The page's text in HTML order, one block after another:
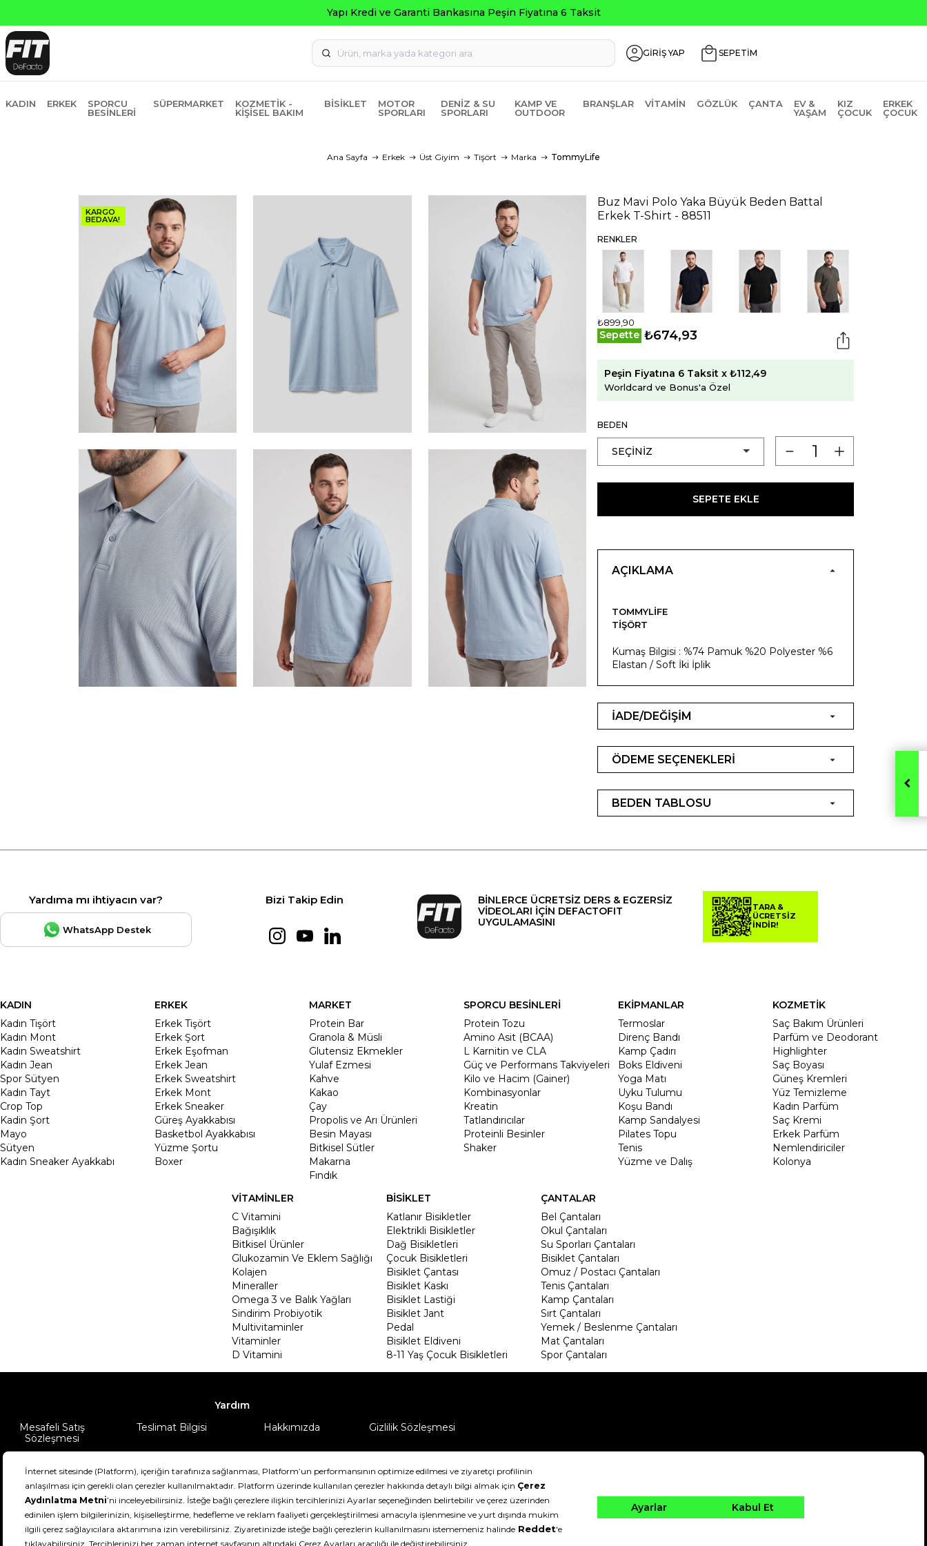
GİRİŞ YAP SEPETİM
KADIN ERKEK
SPORCU
BESINLERI
SÜPERMARKET
KOZMETIK -
KIŞISEL BAKIM
BISIKLET
MOTOR
SPORLARI
DENIZ & SU
SPORLARI
KAMP VE
OUTDOOR
BRANŞLAR VITAMIN GÖZLÜK ÇANTA
EV &
YAŞAM
KIZ
ÇOCUK
ERKEK
ÇOCUK
Ana Sayfa Erkek Üst Giyim Tişört Marka TommyLife
KARGO
BEDAVA!
Buz Mavi Polo Yaka Büyük Beden Battal
Erkek T-Shirt - 88511
RENKLER
₺899,90
Sepette ₺674,93
Peşin Fiyatına 6 Taksit x ₺112,49
Worldcard ve Bonus'a Özel
BEDEN
SEPETE EKLE
AÇIKLAMA
TOMMYLIFE
TIŞÖRT
Kumaş Bilgisi : %74 Pamuk %20 Polyester %6
Elastan / Soft İki İplik
İADE/DEĞİŞİM
ÖDEME SEÇENEKLERİ
BEDEN TABLOSU
Yardıma mı ihtiyacın var?
WhatsApp Destek
Bizi Takip Edin
BİNLERCE ÜCRETSİZ DERS & EGZERSİZ
VİDEOLARI İÇİN DEFACTOFIT
UYGULAMASINI
TARA &
ÜCRETSİZ
İNDİR!
KADIN
Kadın Tişört
Kadın Mont
Kadın Sweatshirt
Kadın Jean
Spor Sütyen
Kadın Tayt
Crop Top
Kadin Şort
Mayo
Sütyen
Kadın Sneaker Ayakkabı
ERKEK
Erkek Tişört
Erkek Şort
Erkek Eşofman
Erkek Jean
Erkek Sweatshirt
Erkek Mont
Erkek Sneaker
Güreş Ayakkabısı
Basketbol Ayakkabısı
Yüzme Şortu
Boxer
MARKET
Protein Bar
Granola & Müsli
Glutensiz Ekmekler
Yulaf Ezmesi
Kahve
Kakao
Çay
Propolis ve Arı Ürünleri
Besin Mayası
Bitkisel Sütler
Makarna
Fındık
SPORCU BESİNLERİ
Protein Tozu
Amino Asit (BCAA)
L Karnitin ve CLA
Güç ve Performans Takviyeleri
Kilo ve Hacim (Gainer)
Kombinasyonlar
Kreatin
Tatlandırıcılar
Proteinli Besinler
Shaker
EKİPMANLAR
Termoslar
Direnç Bandı
Kamp Çadırı
Boks Eldiveni
Yoga Matı
Uyku Tulumu
Koşu Bandı
Kamp Sandalyesi
Pilates Topu
Tenis
Yüzme ve Dalış
KOZMETİK
Saç Bakım Ürünleri
Parfüm ve Deodorant
Highlighter
Saç Boyası
Güneş Kremleri
Yüz Temizleme
Kadın Parfüm
Saç Kremi
Erkek Parfüm
Nemlendiriciler
Kolonya
VİTAMİNLER
C Vitamini
Bağışıklık
Bitkisel Ürünler
Glukozamin Ve Eklem Sağlığı
Kolajen
Mineraller
Omega 3 ve Balık Yağları
Sindirim Probiyotik
Multivitaminler
Vitaminler
D Vitamini
BİSİKLET
Katlanır Bisikletler
Elektrikli Bisikletler
Dağ Bisikletleri
Çocuk Bisikletleri
Bisiklet Çantası
Bisiklet Kaskı
Bisiklet Lastiği
Bisiklet Jant
Pedal
Bisiklet Eldiveni
8-11 Yaş Çocuk Bisikletleri
ÇANTALAR
Bel Çantaları
Okul Çantaları
Su Sporları Çantaları
Bisiklet Çantaları
Omuz / Postacı Çantaları
Tenis Çantaları
Kamp Çantaları
Sırt Çantaları
Yemek / Beslenme Çantaları
Mat Çantaları
Spor Çantaları
Yardım
Mesafeli Satış
Sözleşmesi
Teslimat Bilgisi Hakkımızda Gizlilik Sözleşmesi